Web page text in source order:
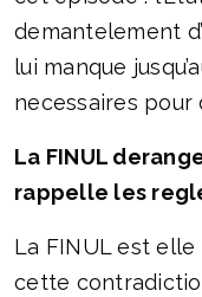
demantelement
lui manque
necessaires
La FINUL
rappelle les
La FINUL est
cette